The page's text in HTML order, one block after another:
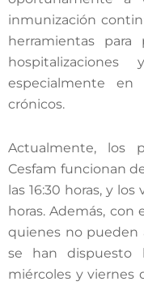
inmunización
herramientas para
especialmente
crónicos.
Actualmente, los
Cesfam funcionan
las 16:30 horas, y
horas. Además, con
quienes no pueden
se han dispuesto
miércoles y viernes